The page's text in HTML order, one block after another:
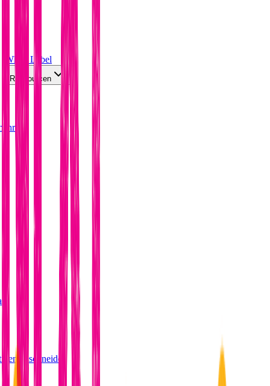
White Label
Ressourcen
abschneidet